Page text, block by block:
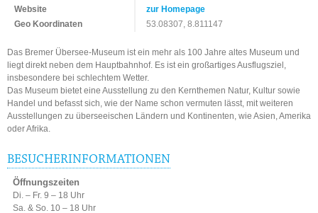
Website
zur Homepage
Geo Koordinaten
53.08307, 8.811147
Das Bremer Übersee-Museum ist ein mehr als 100 Jahre altes Museum und
liegt direkt neben dem Hauptbahnhof. Es ist ein großartiges Ausflugsziel,
insbesondere bei schlechtem Wetter.
Das Museum bietet eine Ausstellung zu den Kernthemen Natur, Kultur sowie
Handel und befasst sich, wie der Name schon vermuten lässt, mit weiteren
Ausstellungen zu überseeischen Ländern und Kontinenten, wie Asien, Amerika
oder Afrika.
BESUCHERINFORMATIONEN
Öffnungszeiten
Di. – Fr. 9 – 18 Uhr
Sa. & So. 10 – 18 Uhr